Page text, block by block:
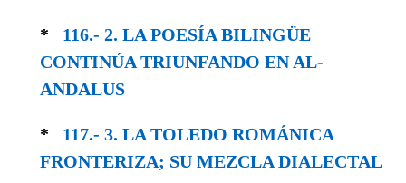
* 116.- 2. LA POESÍA BILINGÜE
CONTINÚA TRIUNFANDO EN AL-
ANDALUS
* 117.- 3. LA TOLEDO ROMÁNICA
FRONTERIZA; SU MEZCLA DIALECTAL